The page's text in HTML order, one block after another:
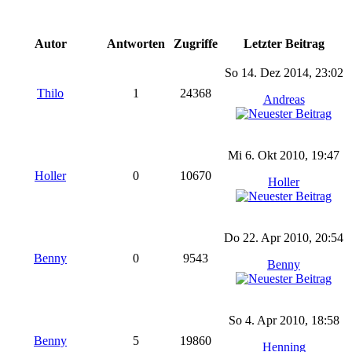
Autor Antworten Zugriffe Letzter Beitrag
Thilo 1 24368
So 14. Dez 2014, 23:02
Andreas
Holler 0 10670
Mi 6. Okt 2010, 19:47
Holler
Benny 0 9543
Do 22. Apr 2010, 20:54
Benny
Benny 5 19860
So 4. Apr 2010, 18:58
Henning